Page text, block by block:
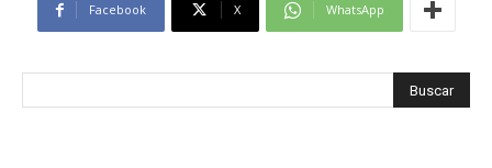
Facebook X WhatsApp